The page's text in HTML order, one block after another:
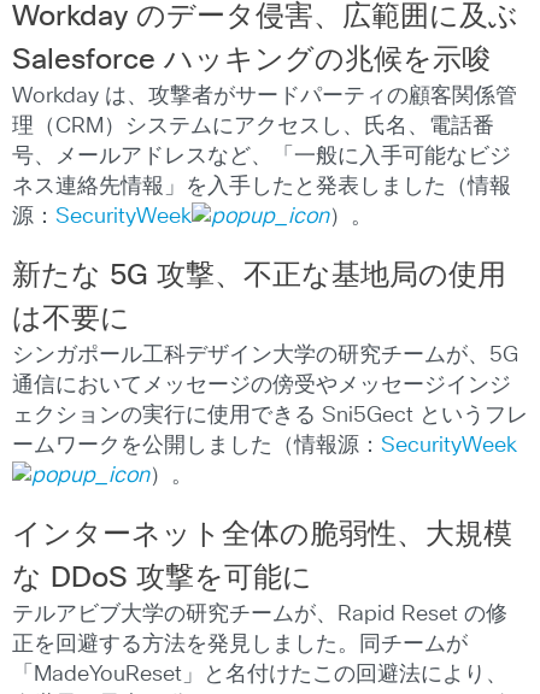
Workday のデータ侵害、広範囲に及ぶ
Salesforce ハッキングの兆候を示唆
Workday は、攻撃者がサードパーティの顧客関係管
理（CRM）システムにアクセスし、氏名、電話番
号、メールアドレスなど、「一般に入手可能なビジ
ネス連絡先情報」を入手したと発表しました（情報
源： SecurityWeek ）。
新たな 5G 攻撃、不正な基地局の使用
は不要に
シンガポール工科デザイン大学の研究チームが、5G
通信においてメッセージの傍受やメッセージインジ
ェクションの実行に使用できる Sni5Gect というフレ
ームワークを公開しました（情報源： SecurityWeek
）。
インターネット全体の脆弱性、大規模
な DDoS 攻撃を可能に
テルアビブ大学の研究チームが、Rapid Reset の修
正を回避する方法を発見しました。同チームが
「MadeYouReset」と名付けたこの回避法により、